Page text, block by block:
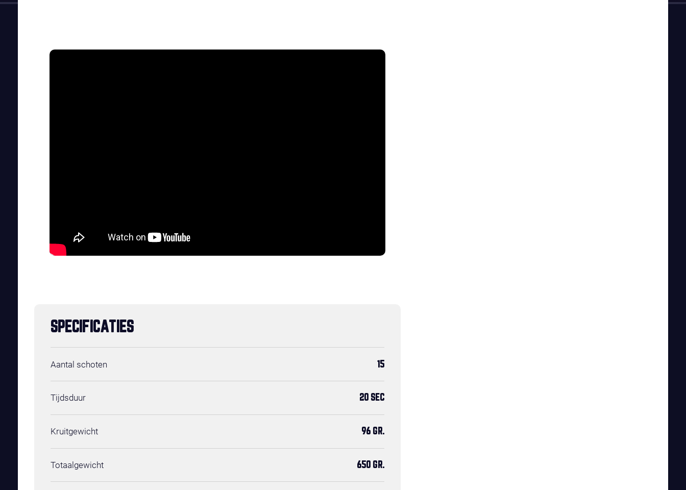
SPECIFICATIES
Aantal schoten 15
Tijdsduur 20 SEC
Kruitgewicht 96 GR.
Totaalgewicht 650 GR.